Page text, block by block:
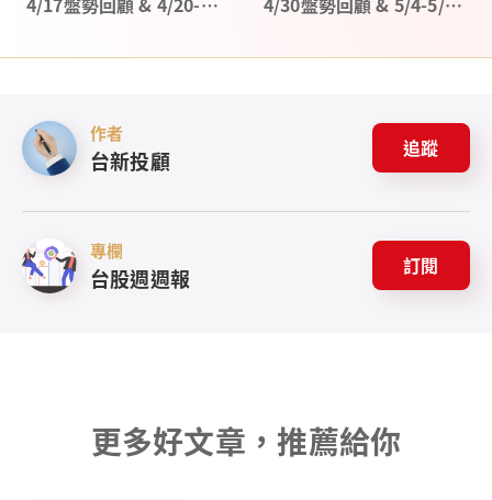
作者
台新投顧 追蹤
專欄
台股週週報 訂閱
更多好文章，推薦給你